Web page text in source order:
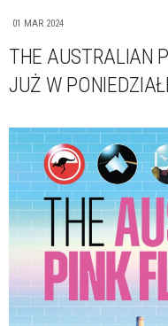
01 MAR 2024
THE AUSTRALIAN
JUŻ W